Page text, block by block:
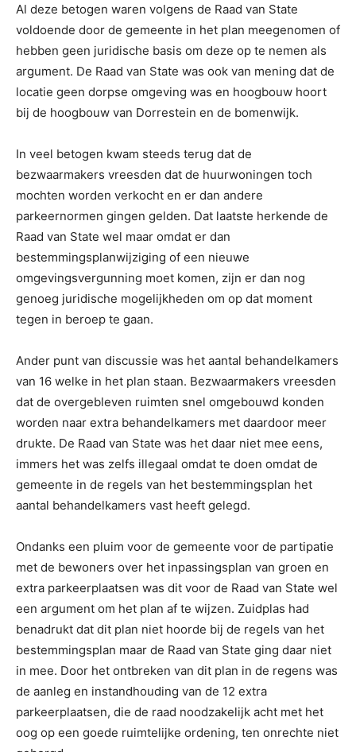
Al deze betogen waren volgens de Raad van State
voldoende door de gemeente in het plan meegenomen of
hebben geen juridische basis om deze op te nemen als
argument. De Raad van State was ook van mening dat de
locatie geen dorpse omgeving was en hoogbouw hoort
bij de hoogbouw van Dorrestein en de bomenwijk.
In veel betogen kwam steeds terug dat de
bezwaarmakers vreesden dat de huurwoningen toch
mochten worden verkocht en er dan andere
parkeernormen gingen gelden. Dat laatste herkende de
Raad van State wel maar omdat er dan
bestemmingsplanwijziging of een nieuwe
omgevingsvergunning moet komen, zijn er dan nog
genoeg juridische mogelijkheden om op dat moment
tegen in beroep te gaan.
Ander punt van discussie was het aantal behandelkamers
van 16 welke in het plan staan. Bezwaarmakers vreesden
dat de overgebleven ruimten snel omgebouwd konden
worden naar extra behandelkamers met daardoor meer
drukte. De Raad van State was het daar niet mee eens,
immers het was zelfs illegaal omdat te doen omdat de
gemeente in de regels van het bestemmingsplan het
aantal behandelkamers vast heeft gelegd.
Ondanks een pluim voor de gemeente voor de partipatie
met de bewoners over het inpassingsplan van groen en
extra parkeerplaatsen was dit voor de Raad van State wel
een argument om het plan af te wijzen. Zuidplas had
benadrukt dat dit plan niet hoorde bij de regels van het
bestemmingsplan maar de Raad van State ging daar niet
in mee. Door het ontbreken van dit plan in de regens was
de aanleg en instandhouding van de 12 extra
parkeerplaatsen, die de raad noodzakelijk acht met het
oog op een goede ruimtelijke ordening, ten onrechte niet